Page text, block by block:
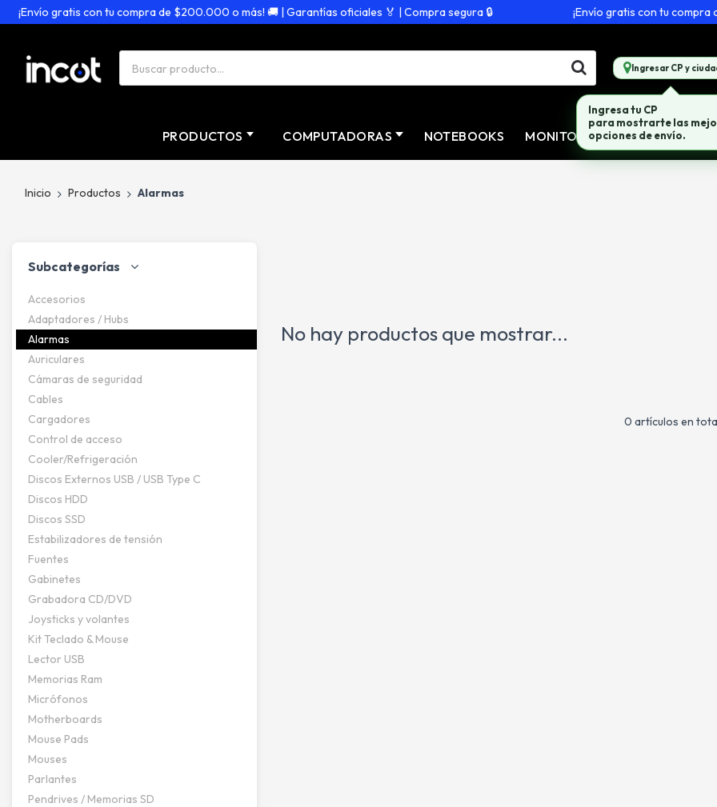
¡Envío gratis con tu compra de $200.000 o más! 🚚 | Garantías oficiales 🏅 | Compra segura 🔒 ¡Envío gratis con tu compra
Ingresar CP y
PRODUCTOS COMPUTADORAS NOTEBOOKS MONITORES
Inicio Productos Alarmas
Subcategorías
Accesorios
Adaptadores / Hubs
Alarmas
Auriculares
Cámaras de seguridad
Cables
Cargadores
Control de acceso
Cooler/Refrigeración
Discos Externos USB / USB Type C
Discos HDD
Discos SSD
Estabilizadores de tensión
Fuentes
Gabinetes
Grabadora CD/DVD
Joysticks y volantes
Kit Teclado & Mouse
Lector USB
Memorias Ram
Micrófonos
Motherboards
Mouse Pads
Mouses
Parlantes
Pendrives / Memorias SD
No hay productos que mostrar...
0 artículos en
Ingresa tu CP
para mostrarte las
opciones de envío.